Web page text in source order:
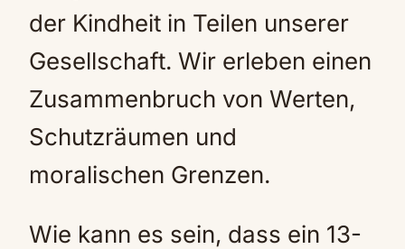
der Kindheit in Teilen unserer
Gesellschaft. Wir erleben einen
Zusammenbruch von Werten,
Schutzräumen und
moralischen Grenzen.
Wie kann es sein, dass ein 13-